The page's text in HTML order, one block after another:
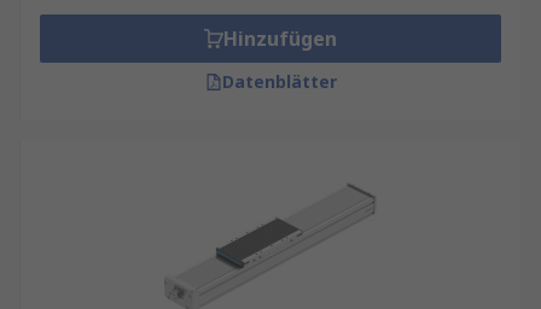
Hinzufügen
Datenblätter